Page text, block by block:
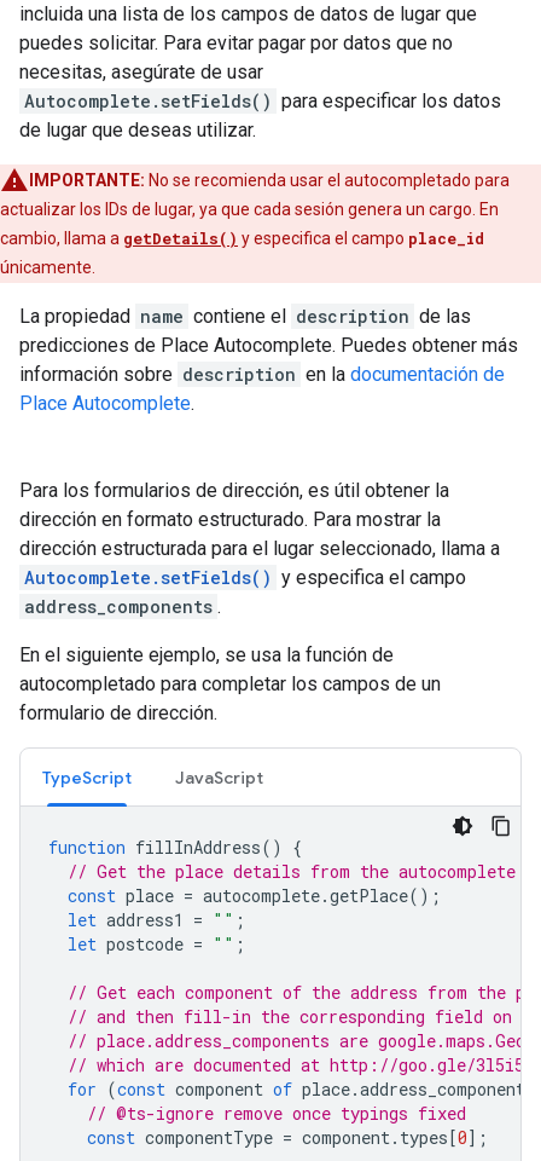
incluida una lista de los campos de datos de lugar que
puedes solicitar. Para evitar pagar por datos que no
necesitas, asegúrate de usar
Autocomplete.setFields() para especificar los datos
de lugar que deseas utilizar.
IMPORTANTE: No se recomienda usar el autocompletado para
actualizar los IDs de lugar, ya que cada sesión genera un cargo. En
cambio, llama a getDetails() y especifica el campo place_id
únicamente.
La propiedad name contiene el description de las
predicciones de Place Autocomplete. Puedes obtener más
información sobre description en la documentación de
Place Autocomplete.
Para los formularios de dirección, es útil obtener la
dirección en formato estructurado. Para mostrar la
dirección estructurada para el lugar seleccionado, llama a
Autocomplete.setFields() y especifica el campo
address_components .
En el siguiente ejemplo, se usa la función de
autocompletado para completar los campos de un
formulario de dirección.
TypeScript JavaScript
function fillInAddress()
{
// Get the place details from the autocomplete
const place = autocomplete.getPlace();
let address1 = "" ;
let postcode = "" ;
// Get each component of the address from the
// and then fill-in the corresponding field on
// place.address_components are
// which are documented at http://goo.gle/
for (const component of place.address_components
// @ts-ignore remove once typings fixed
const componentType = component. types[0];